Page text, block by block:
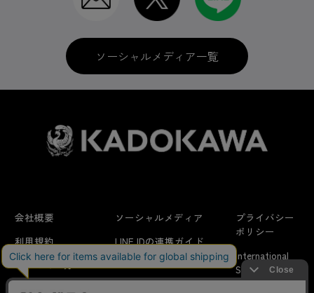
ソーシャルメディア一覧
会社概要
利用規約
はじめての方へ
ソーシャルメディア
LINE IDの連携ガイド
FAQ
プライバシー
ポリシー
International
Shipping